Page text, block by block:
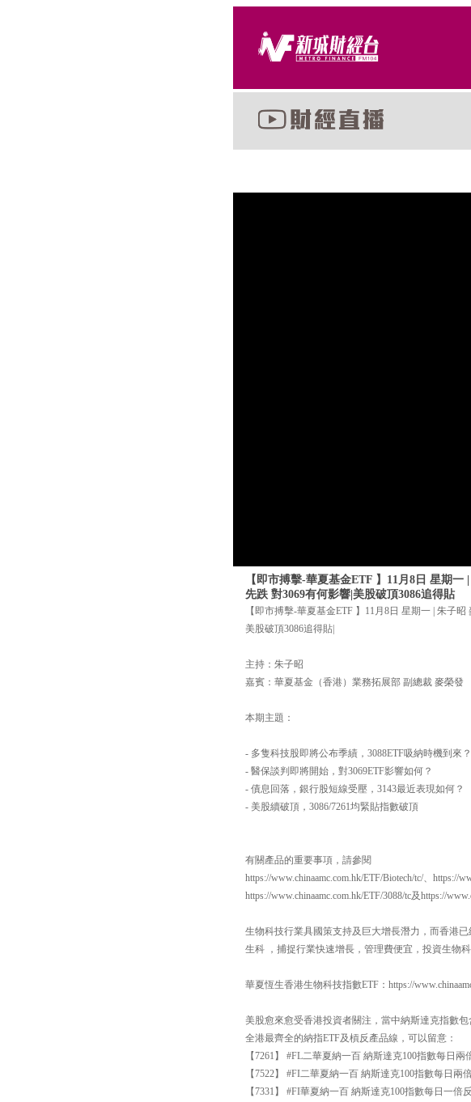
【即市搏擊-華夏基金ETF 】11月8日 星期
先跌 對3069有何影響|美股破頂3086追得貼
【即市搏擊-華夏基金ETF 】11月8日 星期一 | 朱子
美股破頂3086追得貼|
主持：朱子昭
嘉賓：華夏基金（香港）業務拓展部 副總裁 麥榮發
本期主題：
- 多隻科技股即將公布季績，3088ETF吸納時機到來？
- 醫保談判即將開始，對3069ETF影響如何？
- 債息回落，銀行股短線受壓，3143最近表現如何？
- 美股續破頂，3086/7261均緊貼指數破頂
有關產品的重要事項，請參閱
https://www.chinaamc.com.hk/ETF/Biotech/tc/、https://
https://www.chinaamc.com.hk/ETF/3088/tc及https://
生物科技行業具國策支持及巨大增長潛力，而香港
生科 ，捕捉行業快速增長，管理費便宜，投資生物科
華夏恆生香港生物科技指數ETF：https://
美股愈來愈受香港投資者關注，當中納斯達克指數
全港最齊全的納指ETF及槓反產品線，可以留意：
【7261】 #FL二華夏納一百 納斯達克100指數每日兩
【7522】 #FI二華夏納一百 納斯達克100指數每日兩
【7331】 #FI華夏納一百 納斯達克100指數每日一倍